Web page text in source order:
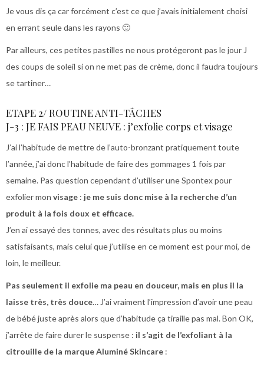
Je vous dis ça car forcément c’est ce que j’avais initialement choisi
en errant seule dans les rayons 🙂
Par ailleurs, ces petites pastilles ne nous protégeront pas le jour J
des coups de soleil si on ne met pas de crème, donc il faudra toujours
se tartiner…
ETAPE 2/ ROUTINE ANTI-TÂCHES
J-3 : JE FAIS PEAU NEUVE : j’exfolie corps et visage
J’ai l’habitude de mettre de l’auto-bronzant pratiquement toute
l’année, j’ai donc l’habitude de faire des gommages 1 fois par
semaine. Pas question cependant d’utiliser une Spontex pour
exfolier mon visage : je me suis donc mise à la recherche d’un
produit à la fois doux et efficace.
J’en ai essayé des tonnes, avec des résultats plus ou moins
satisfaisants, mais celui que j’utilise en ce moment est pour moi, de
loin, le meilleur.
Pas seulement il exfolie ma peau en douceur, mais en plus il la
laisse très, très douce… J’ai vraiment l’impression d’avoir une peau
de bébé juste après alors que d’habitude ça tiraille pas mal. Bon OK,
j’arrête de faire durer le suspense : il s’agit de l’exfoliant à la
citrouille de la marque Aluminé Skincare :